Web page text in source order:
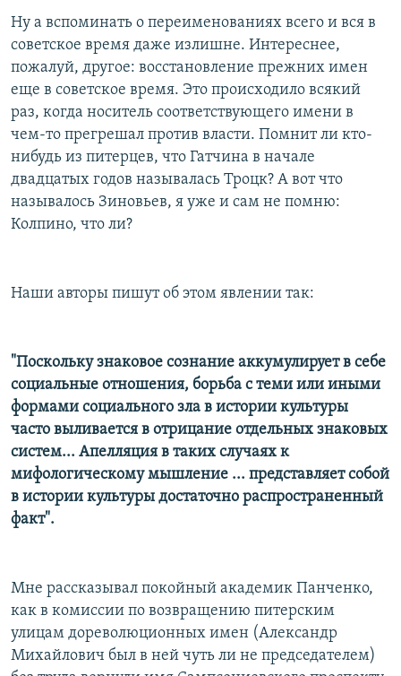
Ну а вспоминать о переименованиях всего и вся в
советское время даже излишне. Интереснее,
пожалуй, другое: восстановление прежних имен
еще в советское время. Это происходило всякий
раз, когда носитель соответствующего имени в
чем-то прегрешал против власти. Помнит ли кто-
нибудь из питерцев, что Гатчина в начале
двадцатых годов называлась Троцк? А вот что
называлось Зиновьев, я уже и сам не помню:
Колпино, что ли?
Наши авторы пишут об этом явлении так:
"Поскольку знаковое сознание аккумулирует в себе
социальные отношения, борьба с теми или иными
формами социального зла в истории культуры
часто выливается в отрицание отдельных знаковых
систем... Апелляция в таких случаях к
мифологическому мышление ... представляет собой
в истории культуры достаточно распространенный
факт".
Мне рассказывал покойный академик Панченко,
как в комиссии по возвращению питерским
улицам дореволюционных имен (Александр
Михайлович был в ней чуть ли не председателем)